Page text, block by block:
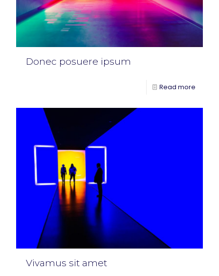
Donec posuere ipsum
Read more
Vivamus sit amet